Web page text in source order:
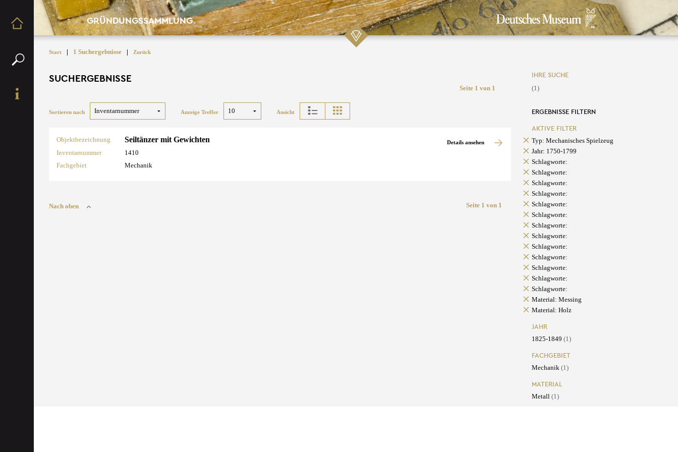
GRÜNDUNGSSAMMLUNG
Start | 1 Suchergebnisse | Zurück
SUCHERGEBNISSE
Seite 1 von 1
Sortieren nach Anzeige Treffer Ansicht
Objektbezeichnung Seiltänzer mit Gewichten
Inventarnummer
1410
Fachgebiet
Mechanik
Details ansehen
Nach oben Seite 1 von 1
IHRE SUCHE
(1)
ERGEBNISSE FILTERN
AKTIVE FILTER
Typ: Mechanisches Spielzeug
Jahr: 1750-1799
Schlagworte:
Schlagworte:
Schlagworte:
Schlagworte:
Schlagworte:
Schlagworte:
Schlagworte:
Schlagworte:
Schlagworte:
Schlagworte:
Schlagworte:
Schlagworte:
Schlagworte:
Material: Messing
Material: Holz
JAHR
1825-1849 (1)
FACHGEBIET
Mechanik (1)
MATERIAL
Metall (1)